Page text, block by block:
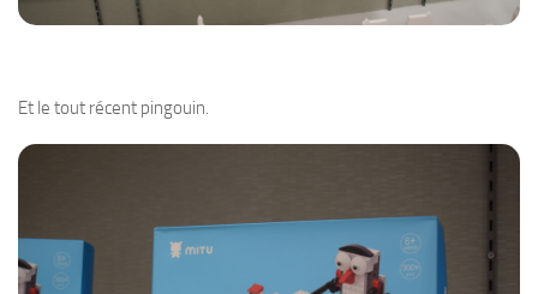
Et le tout récent pingouin.